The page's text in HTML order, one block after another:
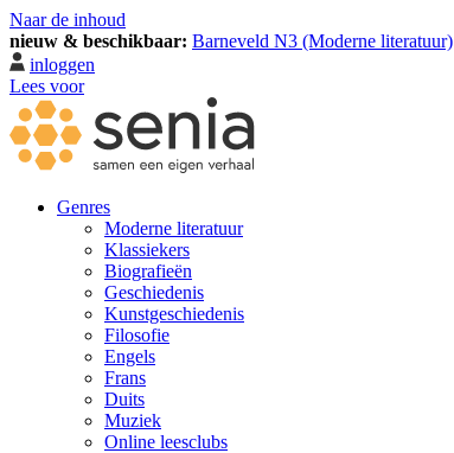
Naar de inhoud
nieuw & beschikbaar: Barneveld N3 (Moderne literatuur)
inloggen
Lees voor
Genres
Moderne literatuur
Klassiekers
Biografieën
Geschiedenis
Kunst­geschiedenis
Filosofie
Engels
Frans
Duits
Muziek
Online leesclubs